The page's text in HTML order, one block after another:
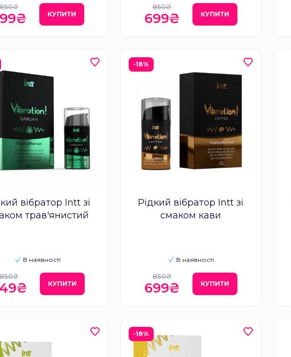
КУПИТИ 699₴
850₴
КУПИТИ
вібратор Intt зі
трав'янистий
В наявності
КУПИТИ
-18%
Рідкий вібратор Intt зі
смаком кави
В наявності
699₴
850₴
КУПИТИ
-18%